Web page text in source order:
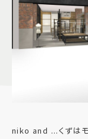
よくある
niko and ...くずは